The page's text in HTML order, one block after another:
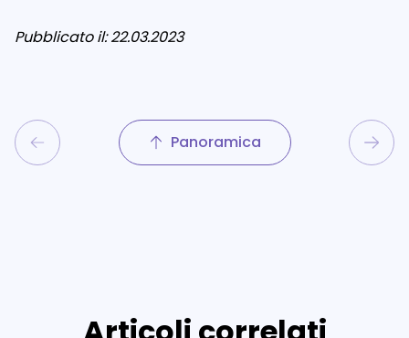
Pubblicato il: 22.03.2023
Panoramica